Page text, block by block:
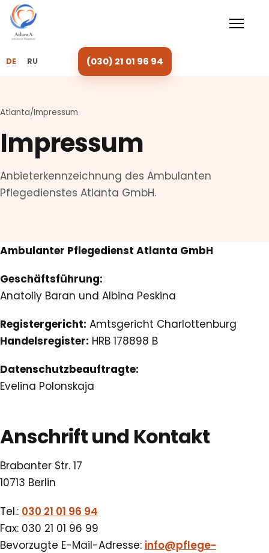
DE RU (030) 21 01 96 94
Atlanta/Impressum
Impressum
Anbieterkennzeichnung des Ambulanten
Pflegedienstes Atlanta GmbH.
Ambulanter Pflegedienst Atlanta GmbH
Geschäftsführung:
Anatoliy Baran und Albina Peskina
Registergericht: Amtsgericht Charlottenburg
Handelsregister: HRB 178898 B
Datenschutzbeauftragte:
Evelina Polonskaja
Anschrift und Kontakt
Brabanter Str. 17
10713 Berlin
Tel.: 030 21 01 96 94
Fax: 030 21 01 96 99
Bevorzugte E-Mail-Adresse: info@pflege-